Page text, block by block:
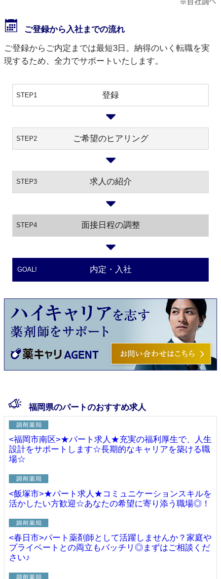
ご登録から入社までの流れ
ご登録からご内定までは最短3日。納得のいく転職を実
現するため、全力でサポートいたします。
STEP1 登録
STEP2 ご希望のヒアリング
STEP3 求人の紹介
STEP4 面接日程の調整
GOAL! 内定・入社
福岡県のパートのおすすめ求人
<福岡市南区>★パート求人★充実の福利厚生で、人生
設計をサポートします☆長期的なキャリアを築ける職
場☆
<飯塚市>★パート求人★コミュニケーションスキルを
活かしたい方歓迎☆あなたの希望に寄り添う職場◎！
<春日市>パート薬剤師として活躍しませんか？家庭や
プライベートとの両立もバッチリ◎まずはご相談くだ
さい♪